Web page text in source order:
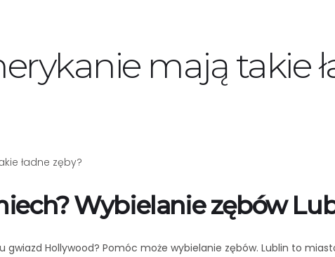
mają takie
ładne zęby?
Wybielanie zębów
gwiazd Hollywood? Pomóc może wybielanie zębów. Lublin to